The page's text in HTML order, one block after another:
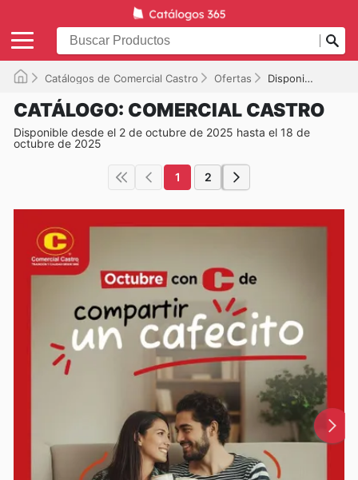
Catálogos de Comercial Castro Ofertas Disponible hasta el 18-10-2025
CATÁLOGO: COMERCIAL CASTRO
Disponible desde el 2 de octubre de 2025 hasta el 18 de
octubre de 2025
1 2